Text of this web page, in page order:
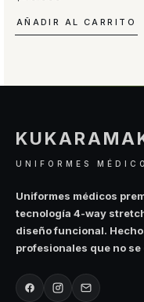
AÑADIR AL CARRITO
UNIFORMES
Uniformes médicos
tecnología 4-way
diseño funcional.
profesionales que no